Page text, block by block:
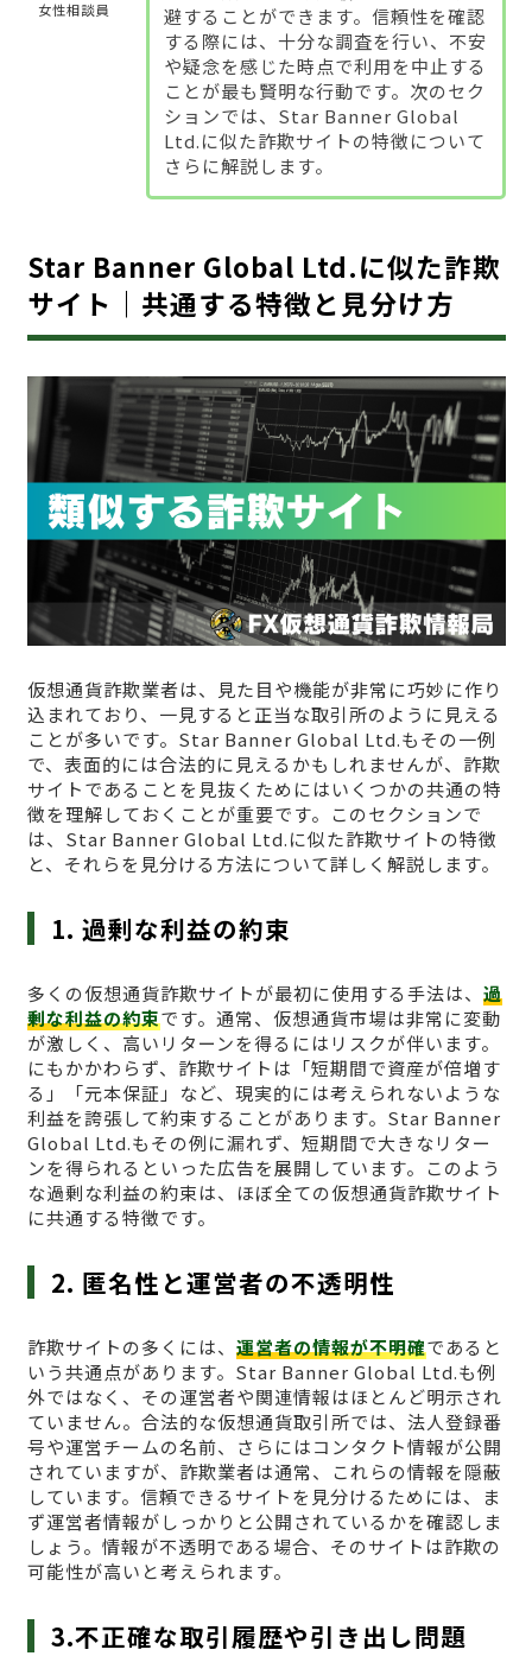
女性相談員
避することができます。信頼性を確認
する際には、十分な調査を行い、不安
や疑念を感じた時点で利用を中止する
ことが最も賢明な行動です。次のセク
ションでは、Star Banner Global
Ltd.に似た詐欺サイトの特徴について
さらに解説します。
Star Banner Global Ltd.に似た詐欺
サイト｜共通する特徴と見分け方
仮想通貨詐欺業者は、見た目や機能が非常に巧妙に作り
込まれており、一見すると正当な取引所のように見える
ことが多いです。Star Banner Global Ltd.もその一例
で、表面的には合法的に見えるかもしれませんが、詐欺
サイトであることを見抜くためにはいくつかの共通の特
徴を理解しておくことが重要です。このセクションで
は、Star Banner Global Ltd.に似た詐欺サイトの特徴
と、それらを見分ける方法について詳しく解説します。
1. 過剰な利益の約束
多くの仮想通貨詐欺サイトが最初に使用する手法は、 過
剰な利益の約束です。通常、仮想通貨市場は非常に変動
が激しく、高いリターンを得るにはリスクが伴います。
にもかかわらず、詐欺サイトは「短期間で資産が倍増す
る」「元本保証」など、現実的には考えられないような
利益を誇張して約束することがあります。Star Banner
Global Ltd.もその例に漏れず、短期間で大きなリター
ンを得られるといった広告を展開しています。このよう
な過剰な利益の約束は、ほぼ全ての仮想通貨詐欺サイト
に共通する特徴です。
2. 匿名性と運営者の不透明性
詐欺サイトの多くには、 運営者の情報が不明確であると
いう共通点があります。Star Banner Global Ltd.も例
外ではなく、その運営者や関連情報はほとんど明示され
ていません。合法的な仮想通貨取引所では、法人登録番
号や運営チームの名前、さらにはコンタクト情報が公開
されていますが、詐欺業者は通常、これらの情報を隠蔽
しています。信頼できるサイトを見分けるためには、ま
ず運営者情報がしっかりと公開されているかを確認しま
しょう。情報が不透明である場合、そのサイトは詐欺の
可能性が高いと考えられます。
3.不正確な取引履歴や引き出し問題